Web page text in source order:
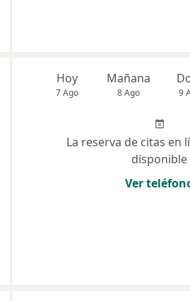
Hoy
7 Ago
Mañana
8 Ago 9
La reserva de citas en
disponible
Ver